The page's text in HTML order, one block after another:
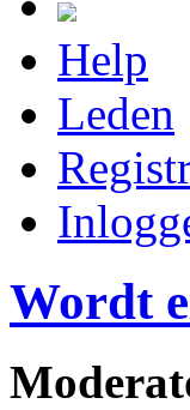
Help
Leden
Wordt